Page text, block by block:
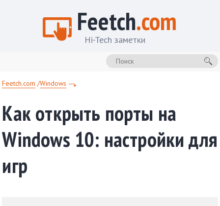
Feetch.com
Hi-Tech заметки
Feetch.com Windows
Как открыть порты на
Windows 10: настройки для
игр